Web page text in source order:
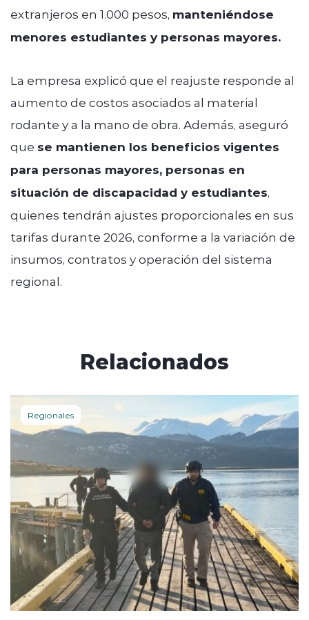
extranjeros en 1.000 pesos, manteniéndose
menores estudiantes y personas mayores.
La empresa explicó que el reajuste responde al
aumento de costos asociados al material
rodante y a la mano de obra. Además, aseguró
que se mantienen los beneficios vigentes
para personas mayores, personas en
situación de discapacidad y estudiantes,
quienes tendrán ajustes proporcionales en sus
tarifas durante 2026, conforme a la variación de
insumos, contratos y operación del sistema
regional.
Relacionados
Regionales